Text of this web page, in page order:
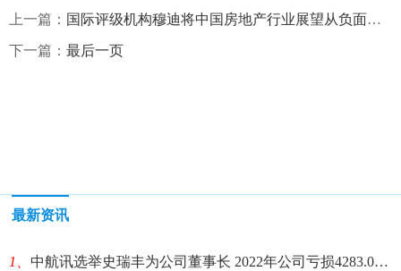
上一篇： 国际评级机构穆迪将中国房地产行业展望从负面调为稳定-全球速读
下一篇： 最后一页
最新资讯
1、 中航讯选举史瑞丰为公司董事长 2022年公司亏损4283.08万